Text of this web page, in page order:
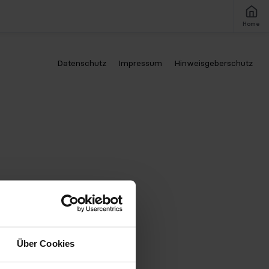
Über Cookies
Home
Datenschutz Impressum Hinweisgeberschutz